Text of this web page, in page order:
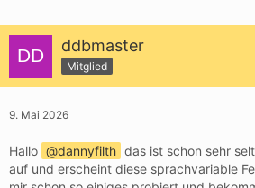
ddbmaster
Mitglied
9. Mai 2026
Hallo dannyfilth das ist schon sehr
auf und erscheint diese sprachvariable